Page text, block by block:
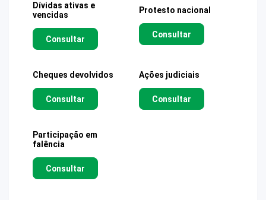
Dívidas ativas e
vencidas
Consultar
Protesto nacional
Consultar
Cheques devolvidos
Consultar
Ações judiciais
Consultar
Participação em
falência
Consultar